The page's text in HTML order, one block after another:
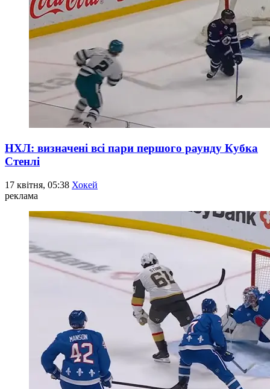
НХЛ: визначені всі пари першого раунду Кубка
Стенлі
17 квітня, 05:38 Хокей
реклама